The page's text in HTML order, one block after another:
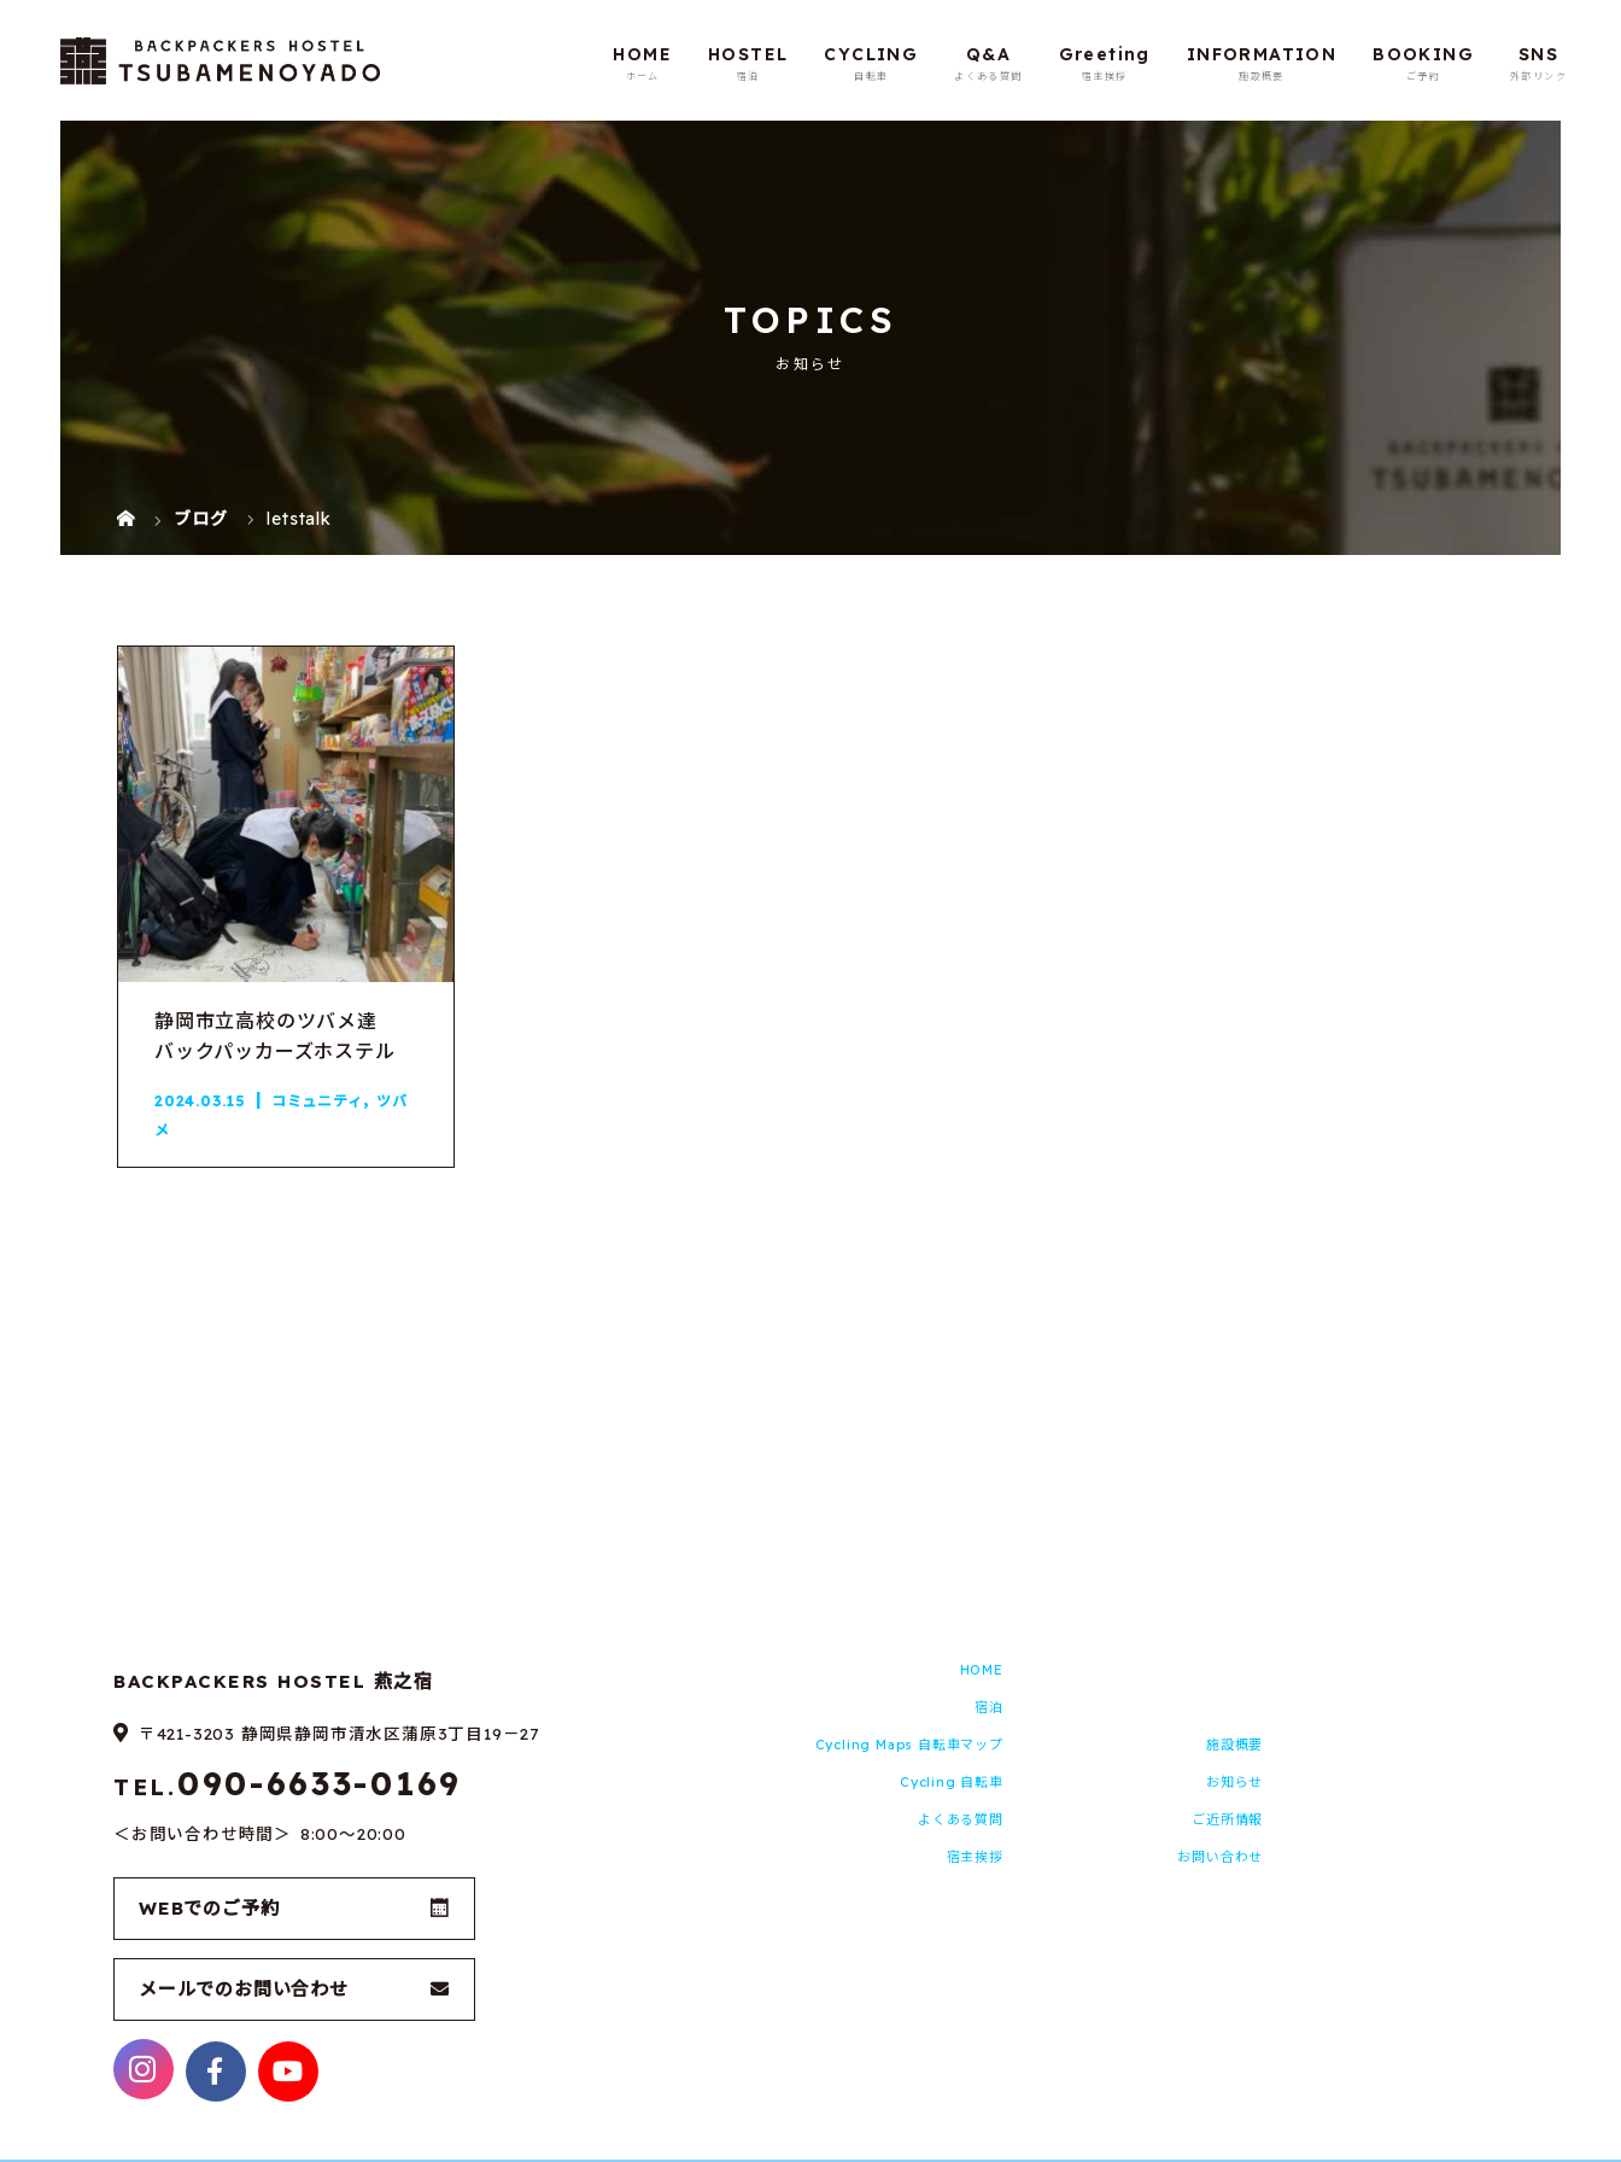
HOME HOSTEL CYCLING Q&A Greeting INFORMATION BOOKING SNS
TOPICS
お知らせ
ブログ letstalk
静岡市立高校のツバメ達
バックパッカーズホステル
2024.03.15 コミュニティ , ツバ
メ
BACKPACKERS HOSTEL 燕之宿
〒421-3203 静岡県静岡市清水区蒲原3丁目19－27
TEL. 090-6633-0169
お問い合わせ時間 8:00～20:00
WEBでのご予約
メールでのお問い合わせ
HOME
宿泊
Cycling Maps 自転車マップ
Cycling 自転車
よくある質問
宿主挨拶
施設概要
お知らせ
ご近所情報
お問い合わせ